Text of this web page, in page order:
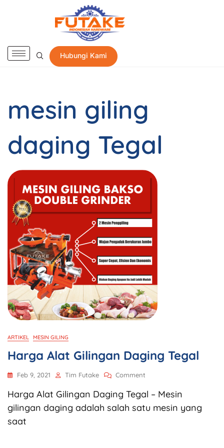
Hubungi Kami
mesin giling
daging Tegal
ARTIKEL MESIN GILING
Harga Alat Gilingan Daging Tegal
Feb 9, 2021 Tim Futake Comment
Harga Alat Gilingan Daging Tegal – Mesin
gilingan daging adalah salah satu mesin yang
saat